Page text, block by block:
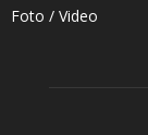
Foto / Video